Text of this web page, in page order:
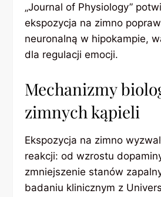
„Journal of Physiology”
ekspozycja na zimno
neuronalną w hipokampie,
dla regulacji emocji.
Mechanizmy
zimnych kąpieli
Ekspozycja na zimno
reakcji: od wzrostu
zmniejszenie stanów
badaniu klinicznym z